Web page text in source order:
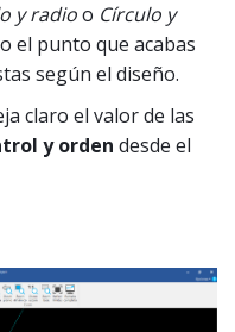
y radioo Círculo y
el punto que acabas
según el diseño.
claro el valor de las
y orden desde el